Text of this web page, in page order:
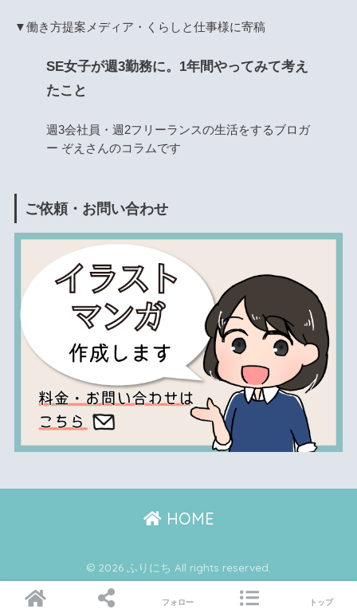
▼働き方提案メディア・くらしと仕事様に寄稿
SE女子が週3勤務に。1年間やってみて考え
たこと
週3会社員・週2フリーランスの生活をするブロガ
ー ぞえさんのコラムです
ご依頼・お問い合わせ
HOME
© 2026 ふりにち All rights reserved.
フォロー トップ